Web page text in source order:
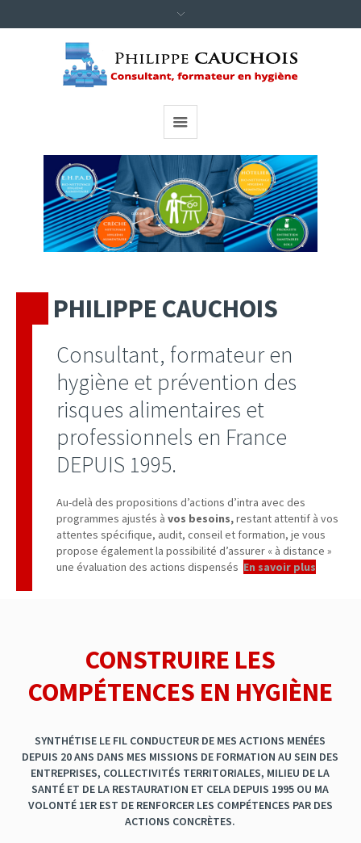
CLICK HERE
PHILIPPE CAUCHOIS
Consultant, formateur en
hygiène et prévention des
risques alimentaires et
professionnels en France
DEPUIS 1995.
Au-delà des propositions d’actions d’intra avec des
programmes ajustés àvos besoins,restant attentif à vos
attentes spécifique, audit, conseil et formation, je vous
propose également la possibilité d’assurer « à distance »
une évaluation des actions dispensés En savoir plus
CONSTRUIRE LES
COMPÉTENCES EN HYGIÈNE
SYNTHÉTISE LE FIL CONDUCTEUR DE MES ACTIONS MENÉES
DEPUIS 20 ANS DANS MES MISSIONS DE FORMATION AU SEIN DES
ENTREPRISES, COLLECTIVITÉS TERRITORIALES, MILIEU DE LA
SANTÉ ET DE LA RESTAURATION ET CELA DEPUIS 1995 OU MA
VOLONTÉ 1ER EST DE RENFORCER LES COMPÉTENCES PAR DES
ACTIONS CONCRÈTES.